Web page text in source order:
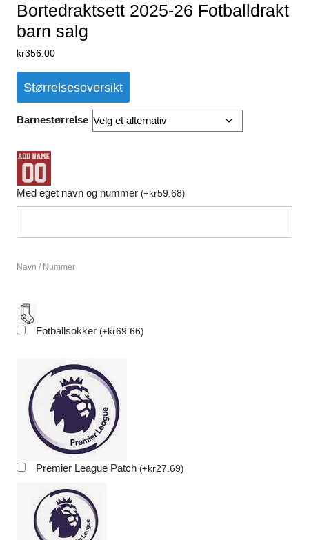
Bortedraktsett 2025-26 Fotballdrakt
barn salg
kr356.00
Størrelsesoversikt
Barnestørrelse
Med eget navn og nummer (+kr59.68)
Navn / Nummer
Fotballsokker (+kr69.66)
Premier League Patch (+kr27.69)